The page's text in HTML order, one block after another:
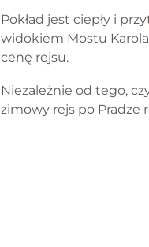
Pokład jest ciepły i
widokiem Mostu
cenę rejsu.
Niezależnie od tego,
zimowy rejs po Pradze